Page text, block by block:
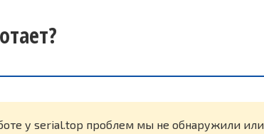
у serial.top проблем мы не обнаружили или